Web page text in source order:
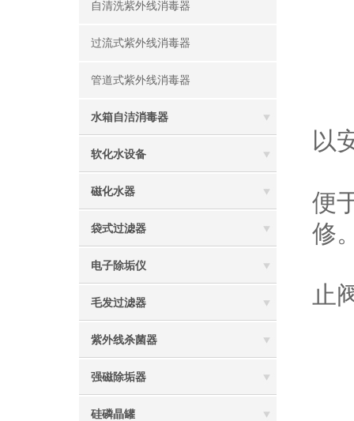
自清洗紫外线消毒器
过流式紫外线消毒器
管道式紫外线消毒器
水箱自洁消毒器
软化水设备
磁化水器
袋式过滤器
电子除垢仪
毛发过滤器
紫外线杀菌器
强磁除垢器
硅磷晶罐
以
便
修
止